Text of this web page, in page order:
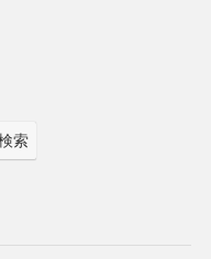
索